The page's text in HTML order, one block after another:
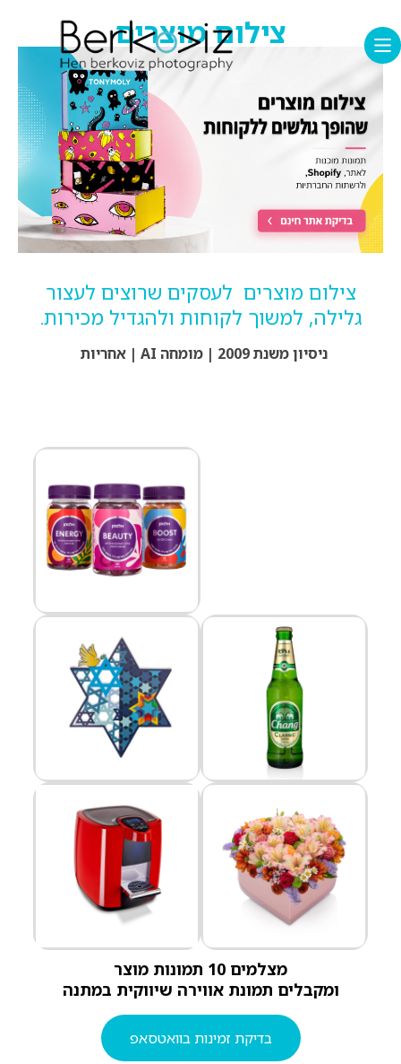
צילום מוצרים
צילום מוצרים לעסקים שרוצים לעצור
גלילה, למשוך לקוחות ולהגדיל מכירות.
ניסיון משנת 2009 | מומחה AI | אחריות
מצלמים 10 תמונות מוצר
ומקבלים תמונת אווירה שיווקית במתנה
בדיקת זמינות בוואטסאפ